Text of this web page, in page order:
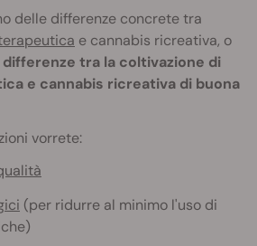
delle differenze concrete tra
e cannabis ricreativa, o
tra la coltivazione di
e cannabis ricreativa di buona
vorrete:
(per ridurre al minimo l'uso di